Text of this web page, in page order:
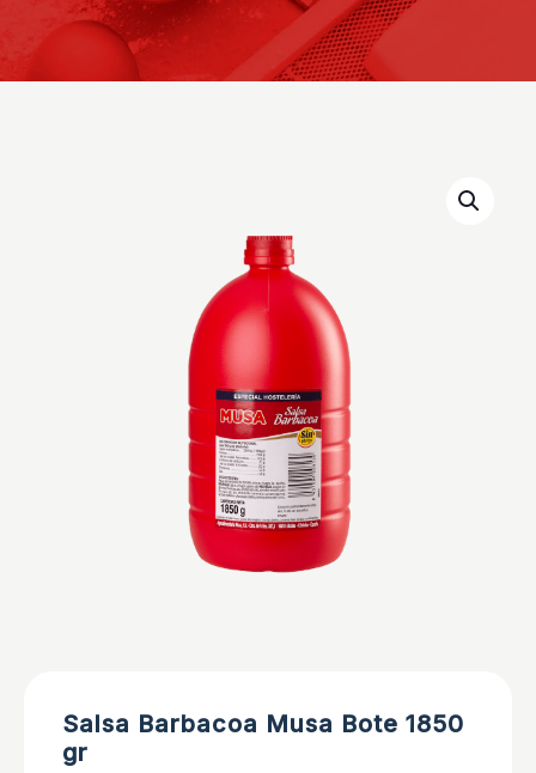
Salsa Barbacoa Musa Bote 1850
gr